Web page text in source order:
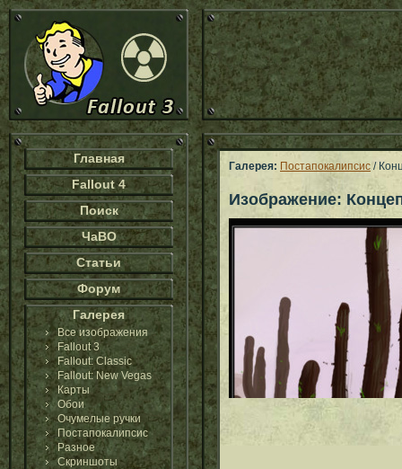
Главная
Fallout 4
Поиск
ЧаВО
Статьи
Форум
Галерея
Все изображения
Fallout 3
Fallout: Classic
Fallout: New Vegas
Карты
Обои
Очумелые ручки
Постапокалипсис
Разное
Скриншоты
Галерея: Постапокалипсис /
Изображение: